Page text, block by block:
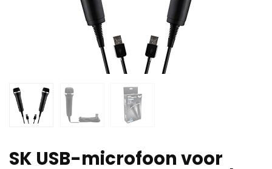
SK USB-microfoon voor